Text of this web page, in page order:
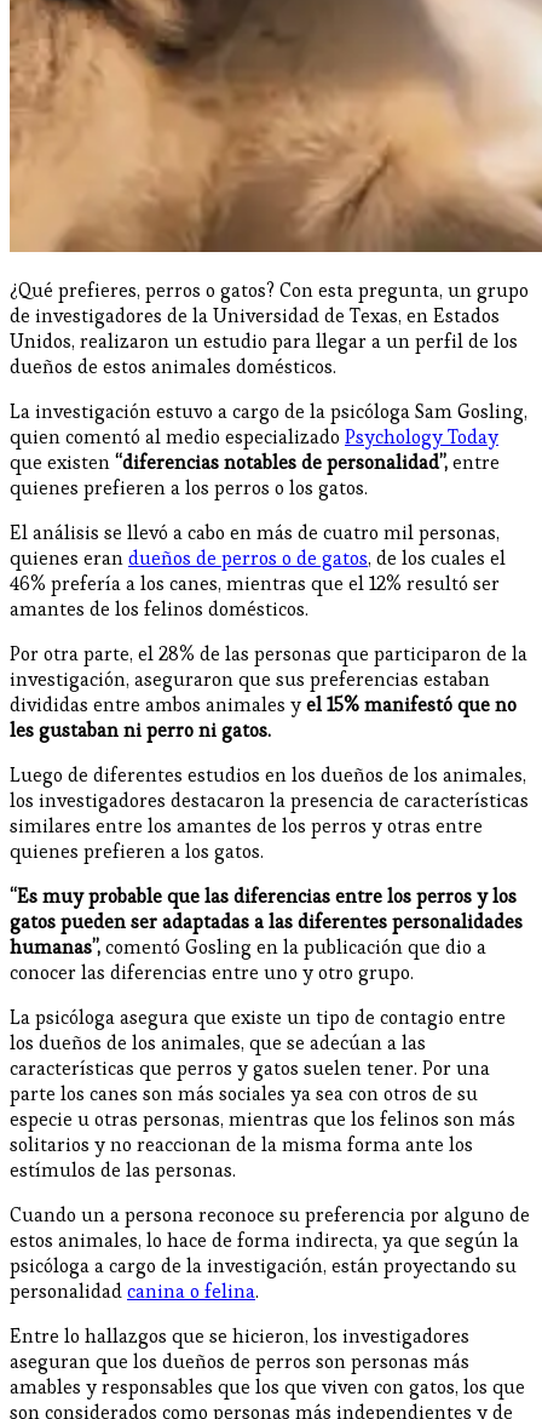
¿Qué prefieres, perros o gatos? Con esta pregunta, un grupo
de investigadores de la Universidad de Texas, en Estados
Unidos, realizaron un estudio para llegar a un perfil de los
dueños de estos animales domésticos.
La investigación estuvo a cargo de la psicóloga Sam Gosling,
quien comentó al medio especializado Psychology Today
que existen“diferencias notables de personalidad”,entre
quienes prefieren a los perros o los gatos.
El análisis se llevó a cabo en más de cuatro mil personas,
quienes erandueños de perros o de gatos, de los cuales el
46% prefería a los canes, mientras que el 12% resultó ser
amantes de los felinos domésticos.
Por otra parte, el 28% de las personas que participaron de la
investigación, aseguraron que sus preferencias estaban
divididas entre ambos animales yel 15% manifestó que no
les gustaban ni perro ni gatos.
Luego de diferentes estudios en los dueños de los animales,
los investigadores destacaron la presencia de características
similares entre los amantes de los perros y otras entre
quienes prefieren a los gatos.
“Es muy probable que las diferencias entre los perros y los
gatos pueden ser adaptadas a las diferentes personalidades
humanas”,comentó Gosling en la publicación que dio a
conocer las diferencias entre uno y otro grupo.
La psicóloga asegura que existe un tipo de contagio entre
los dueños de los animales, que se adecúan a las
características que perros y gatos suelen tener. Por una
parte los canes son más sociales ya sea con otros de su
especie u otras personas, mientras que los felinos son más
solitarios y no reaccionan de la misma forma ante los
estímulos de las personas.
Cuando un a persona reconoce su preferencia por alguno de
estos animales, lo hace de forma indirecta, ya que según la
psicóloga a cargo de la investigación, están proyectando su
personalidadcanina o felina.
Entre lo hallazgos que se hicieron, los investigadores
aseguran que los dueños de perros son personas más
amables y responsables que los que viven con gatos, los que
son considerados como personas más independientes y de